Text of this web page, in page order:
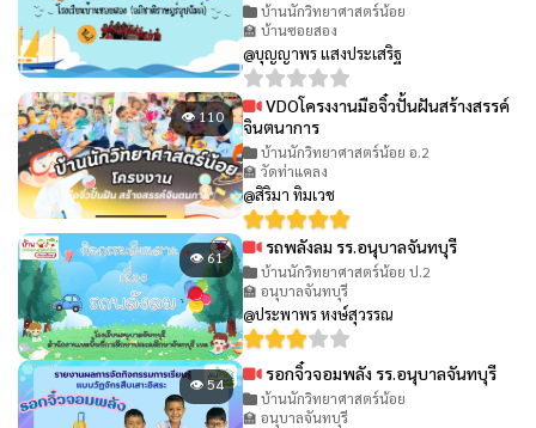
บ้านนักวิทยาศาสตร์น้อย
🏫 บ้านซอยสอง
@บุญญาพร แสงประเสริฐ
👁 110
VDOโครงงานมือจิ๋วปั้นฝันสร้างสรรค์
จินตนาการ
บ้านนักวิทยาศาสตร์น้อย อ.2
🏫 วัดท่าแคลง
@สิริมา ทิมเวช
👁 61 รถพลังลม รร.อนุบาลจันทบุรี
บ้านนักวิทยาศาสตร์น้อย ป.2
🏫 อนุบาลจันทบุรี
@ประพาพร หงษ์สุวรรณ
👁 54 รอกจิ๋วจอมพลัง รร.อนุบาลจันทบุรี
บ้านนักวิทยาศาสตร์น้อย
🏫 อนุบาลจันทบุรี